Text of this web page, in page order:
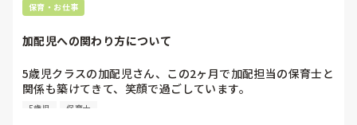
保育・お仕事
加配児への関わり方について
5歳児クラスの加配児さん、この2ヶ月で加配担当の保育士と
関係も築けてきて、笑顔で過ごしています。
ただ、加配担当の保育士と一緒に遊ぶと、テンションが上が
5歳児 保育士